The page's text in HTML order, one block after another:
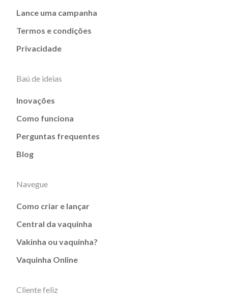
Lance uma campanha
Termos e condições
Privacidade
Baú de ideias
Inovações
Como funciona
Perguntas frequentes
Blog
Navegue
Como criar e lançar
Central da vaquinha
Vakinha ou vaquinha?
Vaquinha Online
Cliente feliz